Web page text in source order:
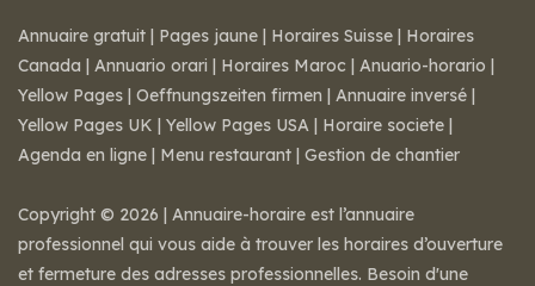
Annuaire gratuit | Pages jaune | Horaires Suisse | Horaires
Canada | Annuario orari | Horaires Maroc | Anuario-horario |
Yellow Pages | Oeffnungszeiten firmen | Annuaire inversé |
Yellow Pages UK | Yellow Pages USA | Horaire societe |
Agenda en ligne | Menu restaurant | Gestion de chantier
Copyright © 2026 | Annuaire-horaire est l’annuaire
professionnel qui vous aide à trouver les horaires d’ouverture
et fermeture des adresses professionnelles. Besoin d'une